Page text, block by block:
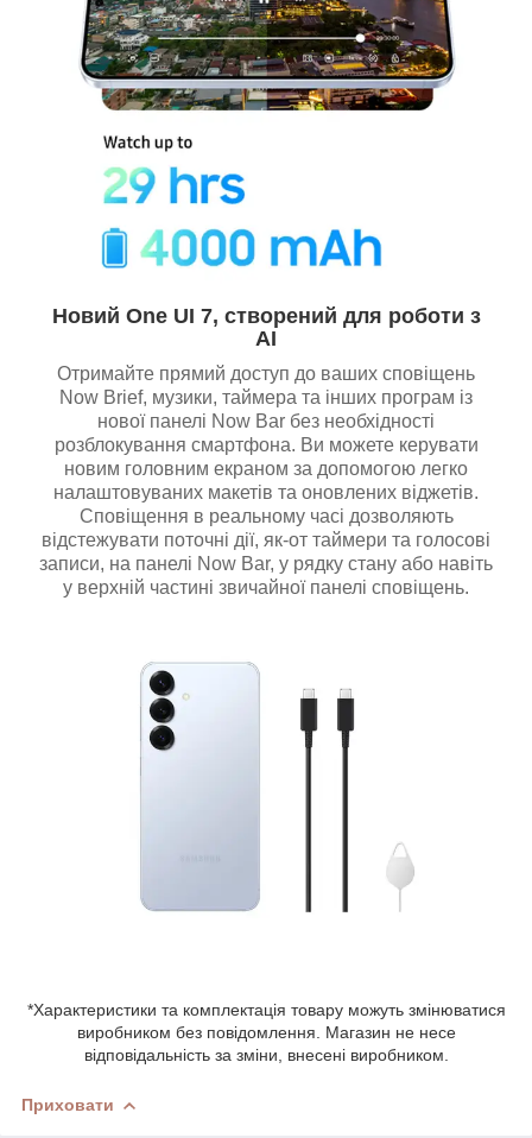
Новий One UI 7, створений для роботи з
AI
Отримайте прямий доступ до ваших сповіщень
Now Brief, музики, таймера та інших програм із
нової панелі Now Bar без необхідності
розблокування смартфона. Ви можете керувати
новим головним екраном за допомогою легко
налаштовуваних макетів та оновлених віджетів.
Сповіщення в реальному часі дозволяють
відстежувати поточні дії, як-от таймери та голосові
записи, на панелі Now Bar, у рядку стану або навіть
у верхній частині звичайної панелі сповіщень.
*Характеристики та комплектація товару можуть змінюватися
виробником без повідомлення. Магазин не несе
відповідальність за зміни, внесені виробником.
Приховати